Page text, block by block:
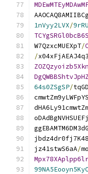
1nVyy2LVX/
W7QzxcMUEXpT/
/
64s0ZSgSP/
jz41stwS6aA/